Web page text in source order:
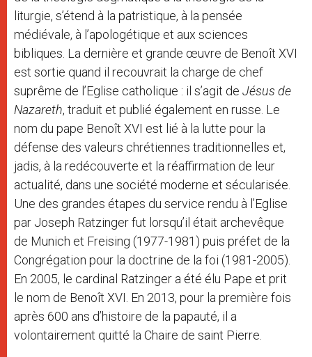
liturgie, s’étend à la patristique, à la pensée
médiévale, à l’apologétique et aux sciences
bibliques. La dernière et grande œuvre de Benoît XVI
est sortie quand il recouvrait la charge de chef
suprême de l’Eglise catholique : il s’agit de Jésus de
Nazareth, traduit et publié également en russe. Le
nom du pape Benoît XVI est lié à la lutte pour la
défense des valeurs chrétiennes traditionnelles et,
jadis, à la redécouverte et la réaffirmation de leur
actualité, dans une société moderne et sécularisée.
Une des grandes étapes du service rendu à l’Eglise
par Joseph Ratzinger fut lorsqu’il était archevêque
de Munich et Freising (1977-1981) puis préfet de la
Congrégation pour la doctrine de la foi (1981-2005).
En 2005, le cardinal Ratzinger a été élu Pape et prit
le nom de Benoît XVI. En 2013, pour la première fois
après 600 ans d’histoire de la papauté, il a
volontairement quitté la Chaire de saint Pierre.